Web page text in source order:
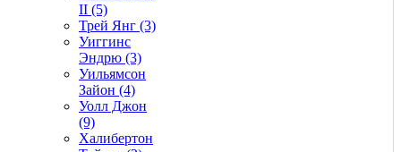
II (5)
Трей Янг (3)
Уиггинс
Эндрю (3)
Уильямсон
Зайон (4)
Уолл Джон
(9)
Халибертон